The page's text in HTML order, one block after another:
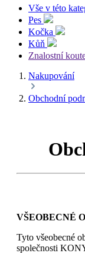
Vše v této
Pes
Kočka
Kůň
Znalostní
Nakupování
Obchodní
VŠEOBECNÉ
Tyto všeobecné
společnosti